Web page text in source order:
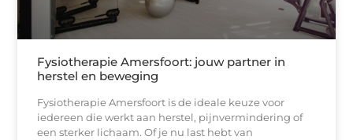
Fysiotherapie Amersfoort: jouw partner in
herstel en beweging
Fysiotherapie Amersfoort is de ideale keuze voor
iedereen die werkt aan herstel, pijnvermindering of
een sterker lichaam. Of je nu last hebt van